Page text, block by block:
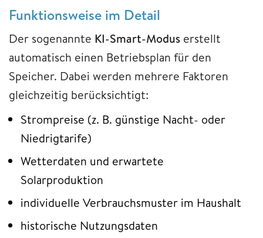
Funktionsweise im Detail
Der sogenannte KI-Smart-Modus erstellt
automatisch einen Betriebsplan für den
Speicher. Dabei werden mehrere Faktoren
gleichzeitig berücksichtigt:
Strompreise (z. B. günstige Nacht- oder
Niedrigtarife)
Wetterdaten und erwartete
Solarproduktion
individuelle Verbrauchsmuster im Haushalt
historische Nutzungsdaten